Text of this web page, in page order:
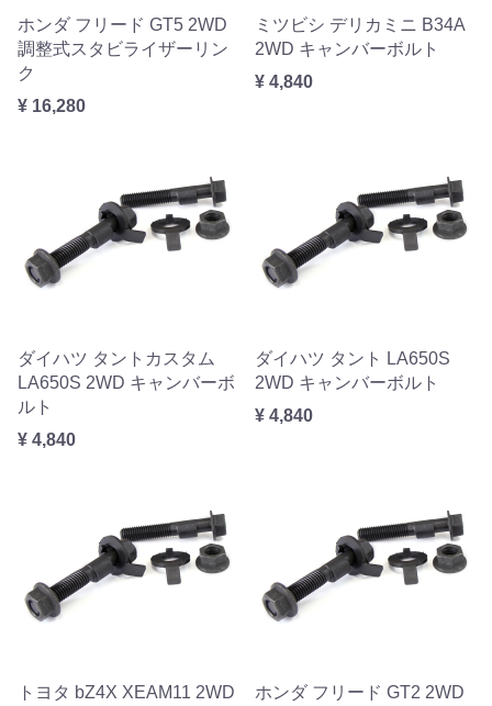
ホンダ フリード GT5 2WD
調整式スタビライザーリン
ク
¥ 16,280
ミツビシ デリカミニ B34A
2WD キャンバーボルト
¥ 4,840
ダイハツ タントカスタム
LA650S 2WD キャンバーボ
ルト
¥ 4,840
ダイハツ タント LA650S
2WD キャンバーボルト
¥ 4,840
トヨタ bZ4X XEAM11 2WD
ホンダ フリード GT2 2WD